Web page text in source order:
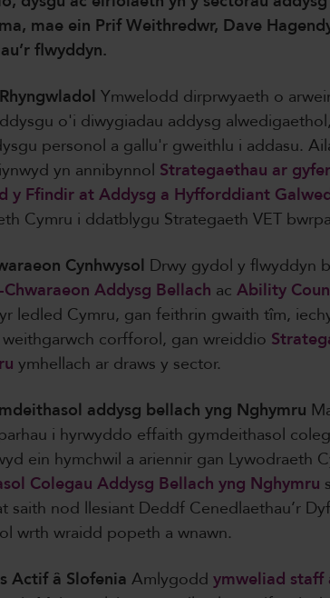
mae ein Prif Weithredwr, Dave
flwyddyn.
Ymwelodd dirprwyaeth o
o'i diwygiadau addysg
personol a gallu'r gweithlu i addasu.
yn annibynnol Strategaethau ar
y Ffindir at Addysg a Hyfforddiant
Cymru i ddatblygu Strategaeth VET
Cynhwysol Drwy gydol y flwyddyn
Addysg Bellach ac Ability
ledled Cymru, gan feithrin gwaith tîm,
corfforol, gan wreiddio
ymhellach ar draws y sector.
addysg bellach yng Nghymru
i hyrwyddo effaith gymdeithasol
ein hymchwil a ariennir gan Lywodraeth
Colegau Addysg Bellach yng Nghymru
saith nod llesiant Deddf Cenedlaethau’r
wrth wraidd popeth a wnawn.
Actif â Slofenia Amlygodd ymweliad staff